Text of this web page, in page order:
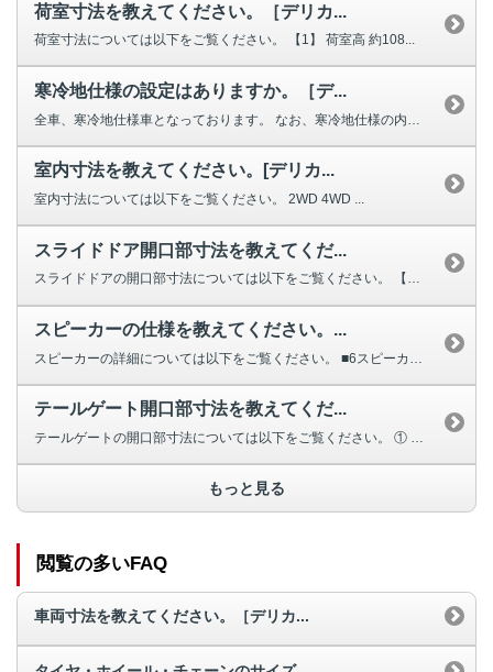
荷室寸法を教えてください。［デリカ...
荷室寸法については以下をご覧ください。 【1】 荷室高 約108...
寒冷地仕様の設定はありますか。［デ...
室内寸法を教えてください。[デリカ...
室内寸法については以下をご覧ください。 2WD 4WD ...
スライドドア開口部寸法を教えてくだ...
スライドドアの開口部寸法については以下をご覧ください。 【１】幅 約6...
スピーカーの仕様を教えてください。...
テールゲート開口部寸法を教えてくだ...
テールゲートの開口部寸法については以下をご覧ください。 ① 幅 ...
もっと見る
閲覧の多いFAQ
車両寸法を教えてください。［デリカ...